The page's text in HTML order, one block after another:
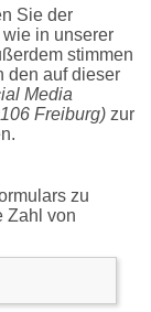
Sie der
in unserer
stimmen
den auf dieser
Media
Freiburg) zur
zu
Zahl von